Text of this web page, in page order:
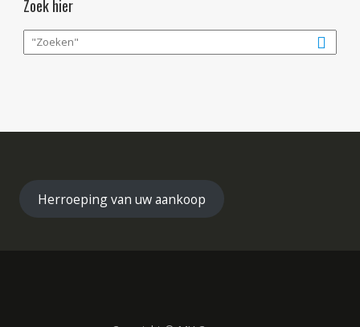
Zoek hier
Herroeping van uw aankoop